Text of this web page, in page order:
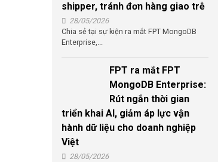
shipper, tránh đơn hàng giao trễ
28/05/2026
Chia sẻ tại sự kiện ra mắt FPT MongoDB
Enterprise,...
FPT ra mắt FPT
MongoDB Enterprise:
Rút ngắn thời gian
triển khai AI, giảm áp lực vận
hành dữ liệu cho doanh nghiệp
Việt
28/05/2026